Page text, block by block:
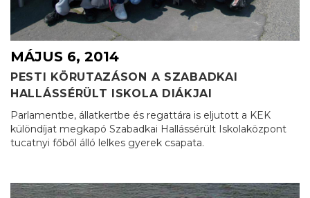
MÁJUS 6, 2014
PESTI KÖRUTAZÁSON A SZABADKAI
HALLÁSSÉRÜLT ISKOLA DIÁKJAI
Parlamentbe, állatkertbe és regattára is eljutott a KEK
különdíjat megkapó Szabadkai Hallássérült Iskolaközpont
tucatnyi főből álló lelkes gyerek csapata.